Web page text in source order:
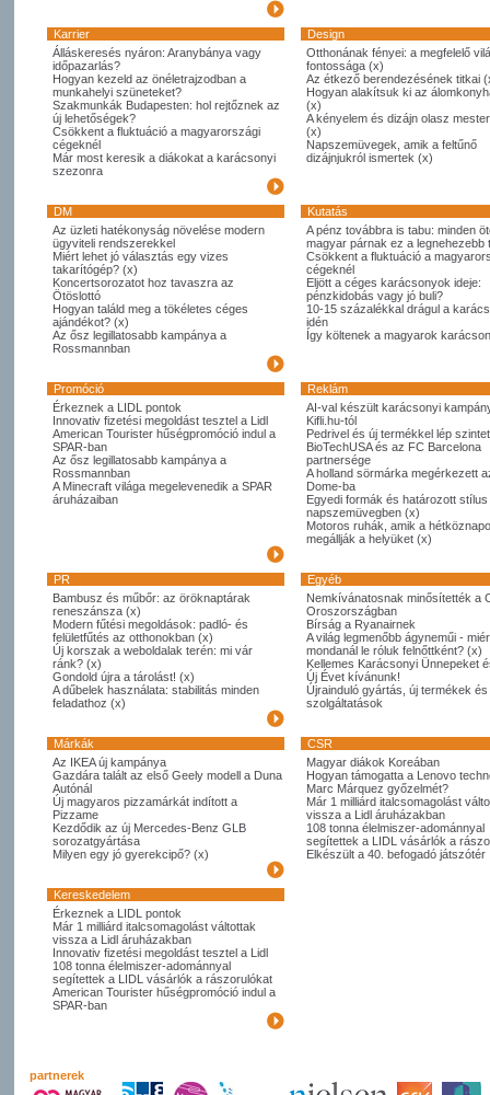
Karrier
Design
Álláskeresés nyáron: Aranybánya vagy
időpazarlás?
Hogyan kezeld az önéletrajzodban a
munkahelyi szüneteket?
Szakmunkák Budapesten: hol rejtőznek az
új lehetőségek?
Csökkent a fluktuáció a magyarországi
cégeknél
Már most keresik a diákokat a karácsonyi
szezonra
Otthonának fényei: a megfelelő
fontossága (x)
Az étkező berendezésének titkai
Hogyan alakítsuk ki az
(x)
A kényelem és dizájn olasz
(x)
Napszemüvegek, amik a feltűnő
dizájnjukról ismertek (x)
DM
Kutatás
Az üzleti hatékonyság növelése modern
ügyviteli rendszerekkel
Miért lehet jó választás egy vizes
takarítógép? (x)
Koncertsorozatot hoz tavaszra az
Ötöslottó
Hogyan találd meg a tökéletes céges
ajándékot? (x)
Az ősz legillatosabb kampánya a
Rossmannban
A pénz továbbra is tabu: minden
magyar párnak ez a legnehezebb
Csökkent a fluktuáció a
cégeknél
Eljött a céges karácsonyok ideje:
pénzkidobás vagy jó buli?
10-15 százalékkal drágul a
idén
Így költenek a magyarok
Promóció
Reklám
Érkeznek a LIDL pontok
Innovativ fizetési megoldást tesztel a Lidl
American Tourister hűségpromóció indul a
SPAR-ban
Az ősz legillatosabb kampánya a
Rossmannban
A Minecraft világa megelevenedik a SPAR
áruházaiban
AI-val készült karácsonyi
Kifli.hu-tól
Pedrivel és új termékkel lép
BioTechUSA és az FC Barcelona
partnersége
A holland sörmárka megérkezett
Dome-ba
Egyedi formák és határozott
napszemüvegben (x)
Motoros ruhák, amik a
megállják a helyüket (x)
PR
Egyéb
Bambusz és műbőr: az öröknaptárak
reneszánsza (x)
Modern fűtési megoldások: padló- és
felületfűtés az otthonokban (x)
Új korszak a weboldalak terén: mi vár
ránk? (x)
Gondold újra a tárolást! (x)
A dűbelek használata: stabilitás minden
feladathoz (x)
Nemkívánatosnak minősítették a
Oroszországban
Bírság a Ryanairnek
A világ legmenőbb ágyneműi -
mondanál le róluk felnőttként? (x)
Kellemes Karácsonyi Ünnepeket
Új Évet kívánunk!
Újrainduló gyártás, új termékek és
szolgáltatások
Márkák
CSR
Az IKEA új kampánya
Gazdára talált az első Geely modell a Duna
Autónál
Új magyaros pizzamárkát indított a
Pizzame
Kezdődik az új Mercedes-Benz GLB
sorozatgyártása
Milyen egy jó gyerekcipő? (x)
Magyar diákok Koreában
Hogyan támogatta a Lenovo
Marc Márquez győzelmét?
Már 1 milliárd italcsomagolást
vissza a Lidl áruházakban
108 tonna élelmiszer-adománnyal
segítettek a LIDL vásárlók a
Elkészült a 40. befogadó játszótér
Kereskedelem
Érkeznek a LIDL pontok
Már 1 milliárd italcsomagolást váltottak
vissza a Lidl áruházakban
Innovativ fizetési megoldást tesztel a Lidl
108 tonna élelmiszer-adománnyal
segítettek a LIDL vásárlók a rászorulókat
American Tourister hűségpromóció indul a
SPAR-ban
partnerek